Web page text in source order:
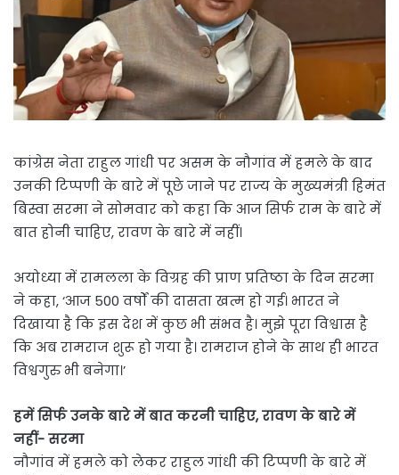
कांग्रेस नेता राहुल गांधी पर असम के नौगांव में हमले के बाद
उनकी टिप्पणी के बारे में पूछे जाने पर राज्य के मुख्यमंत्री हिमंत
बिस्वा सरमा ने सोमवार को कहा कि आज सिर्फ राम के बारे में
बात होनी चाहिए, रावण के बारे में नहीं।
अयोध्या में रामलला के विग्रह की प्राण प्रतिष्ठा के दिन सरमा
ने कहा, ‘आज 500 वर्षों की दासता खत्म हो गई। भारत ने
दिखाया है कि इस देश में कुछ भी संभव है। मुझे पूरा विश्वास है
कि अब रामराज शुरू हो गया है। रामराज होने के साथ ही भारत
विश्वगुरु भी बनेगा।’
हमें सिर्फ उनके बारे में बात करनी चाहिए, रावण के बारे में
नहीं- सरमा
नौगांव में हमले को लेकर राहुल गांधी की टिप्पणी के बारे में